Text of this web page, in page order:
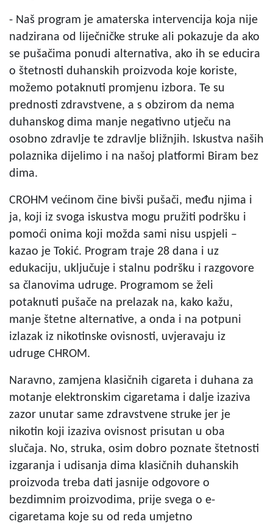
- Naš program je amaterska intervencija koja nije
nadzirana od liječničke struke ali pokazuje da ako
se pušačima ponudi alternativa, ako ih se educira
o štetnosti duhanskih proizvoda koje koriste,
možemo potaknuti promjenu izbora. Te su
prednosti zdravstvene, a s obzirom da nema
duhanskog dima manje negativno utječu na
osobno zdravlje te zdravlje bližnjih. Iskustva naših
polaznika dijelimo i na našoj platformi Biram bez
dima.
CROHM većinom čine bivši pušači, među njima i
ja, koji iz svoga iskustva mogu pružiti podršku i
pomoći onima koji možda sami nisu uspjeli –
kazao je Tokić. Program traje 28 dana i uz
edukaciju, uključuje i stalnu podršku i razgovore
sa članovima udruge. Programom se želi
potaknuti pušače na prelazak na, kako kažu,
manje štetne alternative, a onda i na potpuni
izlazak iz nikotinske ovisnosti, uvjeravaju iz
udruge CHROM.
Naravno, zamjena klasičnih cigareta i duhana za
motanje elektronskim cigaretama i dalje izaziva
zazor unutar same zdravstvene struke jer je
nikotin koji izaziva ovisnost prisutan u oba
slučaja. No, struka, osim dobro poznate štetnosti
izgaranja i udisanja dima klasičnih duhanskih
proizvoda treba dati jasnije odgovore o
bezdimnim proizvodima, prije svega o e-
cigaretama koje su od reda umjetno